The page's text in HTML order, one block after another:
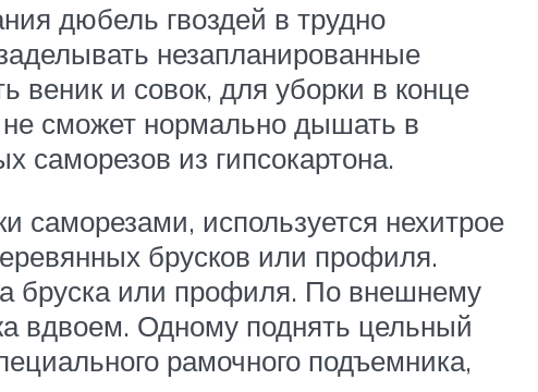
дюбель гвоздей в трудно
незапланированные
веник и совок, для уборки в конце
не сможет нормально дышать в
саморезов из гипсокартона.
саморезами, используется нехитрое
брусков или профиля.
бруска или профиля. По внешнему
вдвоем. Одному поднять цельный
рамочного подъемника,